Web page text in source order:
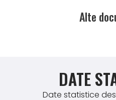
Alte
DATE
Date statistice